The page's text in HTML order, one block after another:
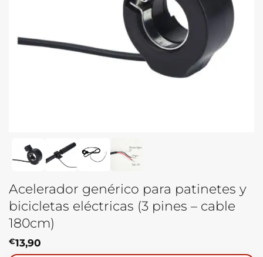
Acelerador genérico para patinetes y
bicicletas eléctricas (3 pines – cable
180cm)
€13,90